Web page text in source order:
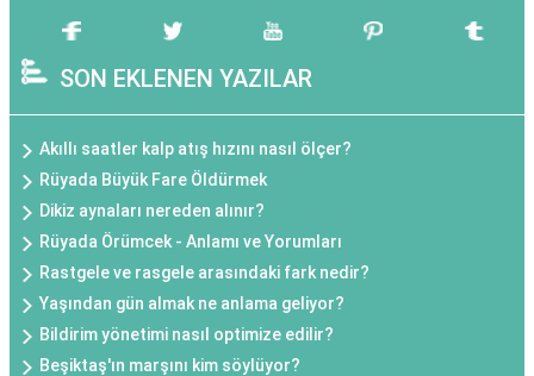
SON EKLENEN YAZILAR
Akıllı saatler kalp atış hızını nasıl ölçer?
Rüyada Büyük Fare Öldürmek
Dikiz aynaları nereden alınır?
Rüyada Örümcek - Anlamı ve Yorumları
Rastgele ve rasgele arasındaki fark nedir?
Yaşından gün almak ne anlama geliyor?
Bildirim yönetimi nasıl optimize edilir?
Beşiktaş'ın marşını kim söylüyor?